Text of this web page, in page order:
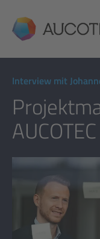
AUCOTEC
Interview mit
AUCOTEC